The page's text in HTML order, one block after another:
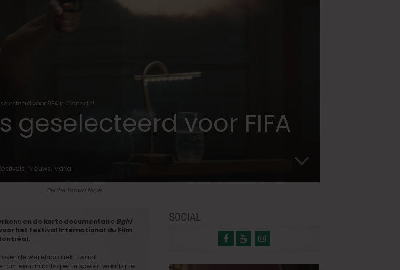
voor FIFA in Canada!
geselecteerd voor FIFA
, Nieuws, Varia
Berthe Tanwo Njole
en de korte documentaire Bgirl
het Festival International du Film
de wereldpolitiek. Twaalf
om een machtsspel te spelen waarbij ze
SOCIAL